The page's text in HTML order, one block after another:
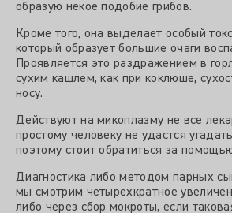
образую некое подобие грибов.
Кроме того, она выделает особый
который образует большие очаги
Проявляется это раздражением в
сухим кашлем, как при коклюше,
носу.
Действуют на микоплазму не все
простому человеку не удастся
поэтому стоит обратиться за
Диагностика либо методом парных
мы смотрим четырехкратное
либо через сбор мокроты, если